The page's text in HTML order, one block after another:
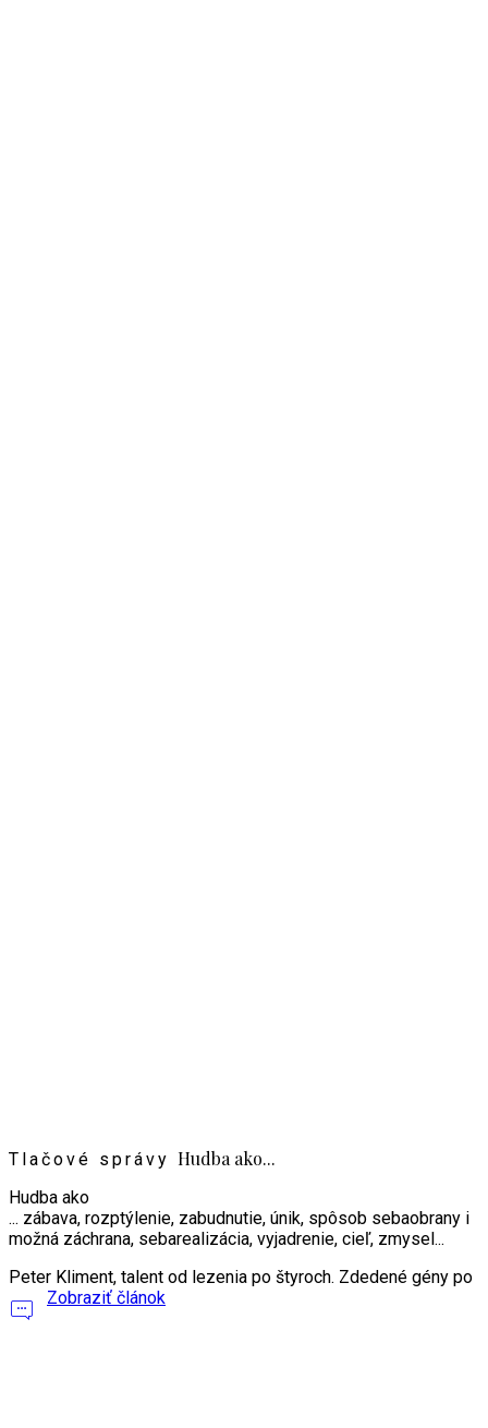
Tlačové správy Hudba ako...
Hudba ako
... zábava, rozptýlenie, zabudnutie, únik, spôsob sebaobrany i
možná záchrana, sebarealizácia, vyjadrenie, cieľ, zmysel...
Peter Kliment, talent od lezenia po štyroch. Zdedené gény po
Zobraziť článok